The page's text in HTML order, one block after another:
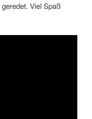
Viel Spaß